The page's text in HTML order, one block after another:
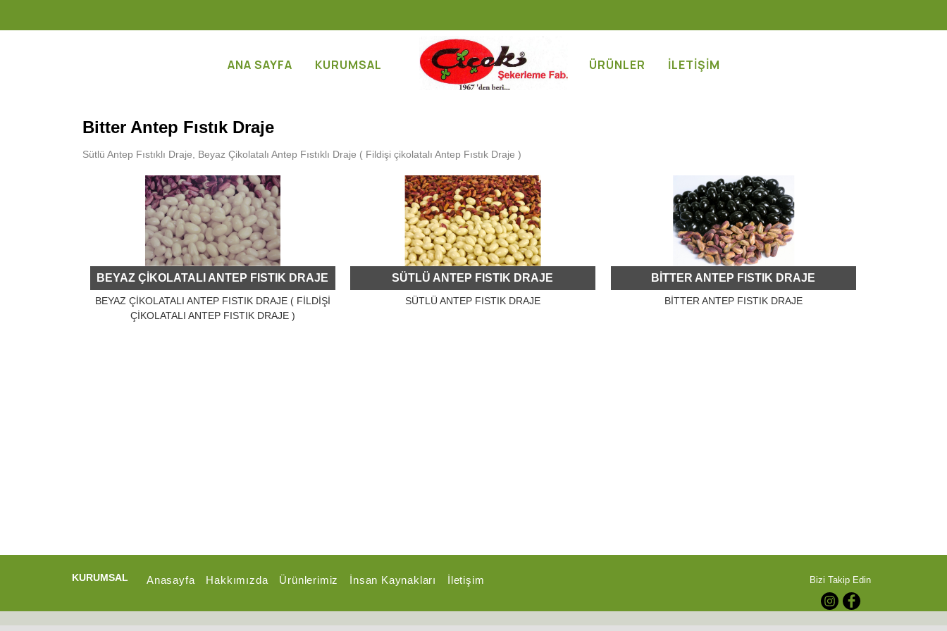
Bitter Antep Fıstık Draje
Sütlü Antep Fıstıklı Draje, Beyaz Çikolatalı Antep Fıstıklı Draje ( Fildişi çikolatalı Antep Fıstık Draje )
BEYAZ ÇİKOLATALI ANTEP FISTIK DRAJE
BEYAZ ÇİKOLATALI ANTEP FISTIK DRAJE ( FİLDİŞİ
ÇİKOLATALI ANTEP FISTIK DRAJE )
SÜTLÜ ANTEP FISTIK DRAJE
SÜTLÜ ANTEP FISTIK DRAJE
BİTTER ANTEP FISTIK DRAJE
BİTTER ANTEP FISTIK DRAJE
ANA SAYFA KURUMSAL ÜRÜNLER İLETİŞİM
KURUMSAL Anasayfa Hakkımızda Ürünlerimiz İnsan Kaynakları İletişim Bizi Takip Edin